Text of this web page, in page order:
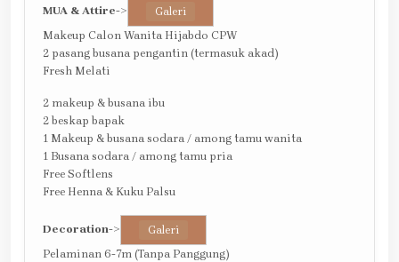
MUA & Attire-> Galeri
Makeup Calon Wanita Hijabdo CPW
2 pasang busana pengantin (termasuk akad)
Fresh Melati
2 makeup & busana ibu
2 beskap bapak
1 Makeup & busana sodara / among tamu wanita
1 Busana sodara / among tamu pria
Free Softlens
Free Henna & Kuku Palsu
Decoration-> Galeri
Pelaminan 6-7m (Tanpa Panggung)